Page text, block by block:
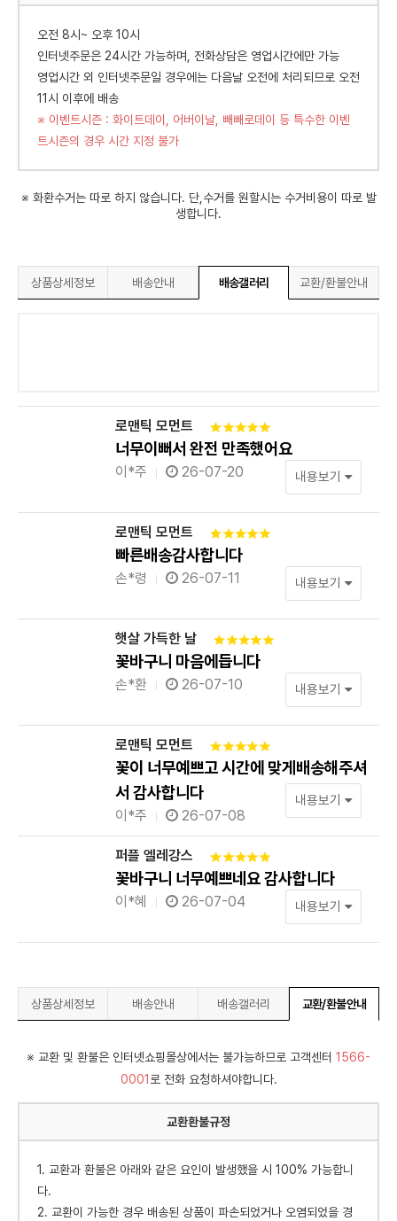
오전 8시~ 오후 10시
인터넷주문은 24시간 가능하며, 전화상담은 영업시간에만 가능
영업시간 외 인터넷주문일 경우에는 다음날 오전에 처리되므로 오전
11시 이후에 배송
※ 이벤트시즌 : 화이트데이, 어버이날, 빼빼로데이 등 특수한 이벤
트시즌의 경우 시간 지정 불가
※ 화환수거는 따로 하지 않습니다. 단,수거를 원할시는 수거비용이 따로 발
생합니다.
상품상세정보 배송안내 배송갤러리 교환/환불안내
로맨틱 모먼트
너무이뻐서 완전 만족했어요
이*주 26-07-20 내용보기
로맨틱 모먼트
빠른배송감사합니다
손*령 26-07-11 내용보기
햇살 가득한 날
꽃바구니 마음에듭니다
손*환 26-07-10 내용보기
로맨틱 모먼트
꽃이 너무예쁘고 시간에 맞게배송해주셔
서 감사합니다
이*주 26-07-08
내용보기
퍼플 엘레강스
꽃바구니 너무예쁘네요 감사합니다
이*혜 26-07-04 내용보기
상품상세정보 배송안내 배송갤러리 교환/환불안내
※ 교환 및 환불은 인터넷쇼핑몰상에서는 불가능하므로 고객센터 1566-
0001 로 전화 요청하셔야합니다.
교환환불규정
1. 교환과 환불은 아래와 같은 요인이 발생했을 시 100% 가능합니
다.
2. 교환이 가능한 경우 배송된 상품이 파손되었거나 오염되었을 경